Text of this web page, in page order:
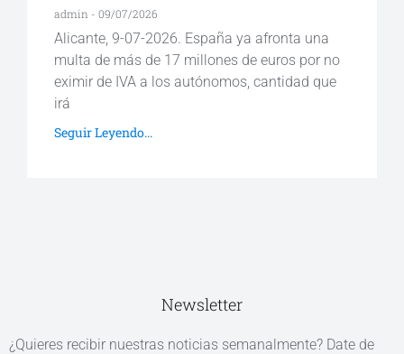
admin 09/07/2026
Alicante, 9-07-2026. España ya afronta una
multa de más de 17 millones de euros por no
eximir de IVA a los autónomos, cantidad que
irá
Seguir Leyendo...
Newsletter
¿Quieres recibir nuestras noticias semanalmente? Date de